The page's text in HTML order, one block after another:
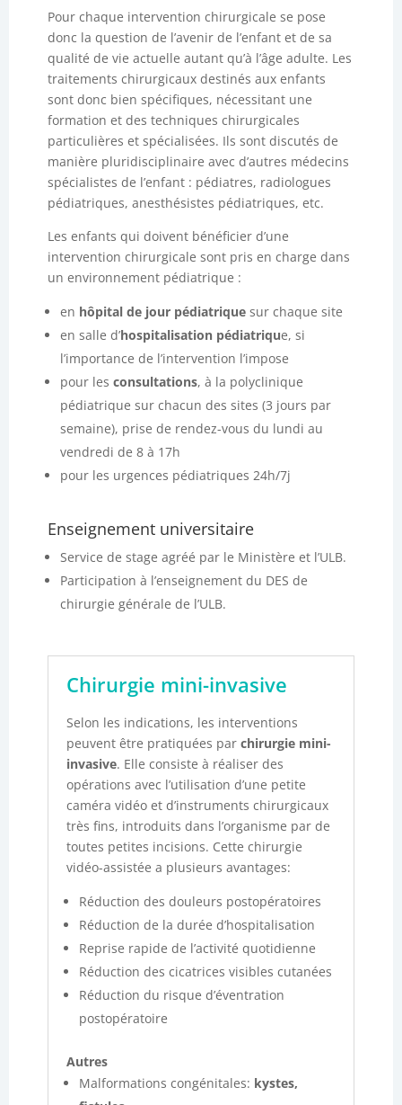
Pour chaque intervention chirurgicale se pose
donc la question de l’avenir de l’enfant et de sa
qualité de vie actuelle autant qu’à l’âge adulte. Les
traitements chirurgicaux destinés aux enfants
sont donc bien spécifiques, nécessitant une
formation et des techniques chirurgicales
particulières et spécialisées. Ils sont discutés de
manière pluridisciplinaire avec d’autres médecins
spécialistes de l’enfant : pédiatres, radiologues
pédiatriques, anesthésistes pédiatriques, etc.
Les enfants qui doivent bénéficier d’une
intervention chirurgicale sont pris en charge dans
un environnement pédiatrique :
en hôpital de jour pédiatriquesur chaque site
en salle d’hospitalisation pédiatrique, si
l’importance de l’intervention l’impose
pour les consultations, à la polyclinique
pédiatrique sur chacun des sites (3 jours par
semaine), prise de rendez-vous du lundi au
vendredi de 8 à 17h
pour les urgences pédiatriques 24h/7j
Enseignement universitaire
Service de stage agréé par le Ministère et l’ULB.
Participation à l’enseignement du DES de
chirurgie générale de l’ULB.
Chirurgie mini-invasive
Selon les indications, les interventions
peuvent être pratiquées par chirurgie mini-
invasive. Elle consiste à réaliser des
opérations avec l’utilisation d’une petite
caméra vidéo et d’instruments chirurgicaux
très fins, introduits dans l’organisme par de
toutes petites incisions. Cette chirurgie
vidéo-assistée a plusieurs avantages:
Réduction des douleurs postopératoires
Réduction de la durée d’hospitalisation
Reprise rapide de l’activité quotidienne
Réduction des cicatrices visibles cutanées
Réduction du risque d’éventration
postopératoire
Autres
Malformations congénitales: kystes,